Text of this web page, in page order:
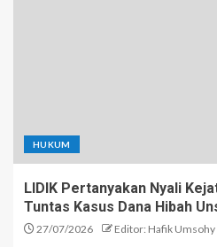
HUKUM
LIDIK Pertanyakan Nyali
Tuntas Kasus Dana Hibah
27/07/2026 Editor: Hafik Umsohy